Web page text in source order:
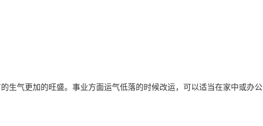
气更加的旺盛。事业方面运气低落的时候改运，可以适当在家中或办公